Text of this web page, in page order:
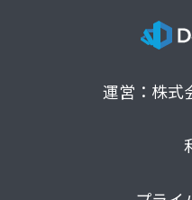
運営：株式